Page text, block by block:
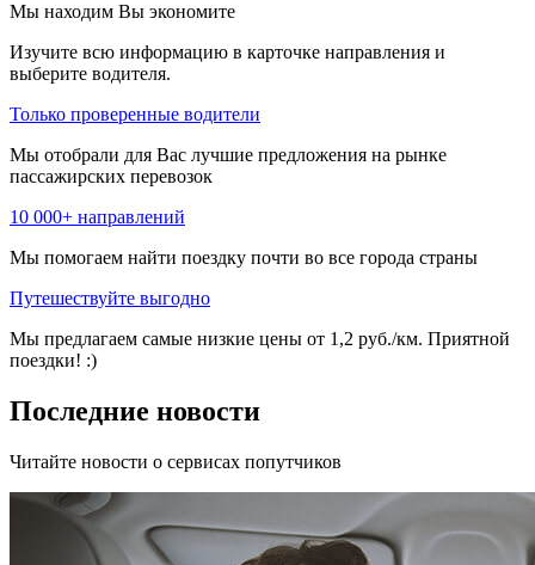
Мы находим Вы экономите
Изучите всю информацию в карточке направления и
выберите водителя.
Только проверенные водители
Мы отобрали для Вас лучшие предложения на рынке
пассажирских перевозок
10 000+ направлений
Мы помогаем найти поездку почти во все города страны
Путешествуйте выгодно
Мы предлагаем самые низкие цены от 1,2 руб./км. Приятной
поездки! :)
Последние новости
Читайте новости о сервисах попутчиков